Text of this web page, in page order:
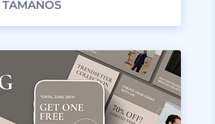
TAMAÑOS